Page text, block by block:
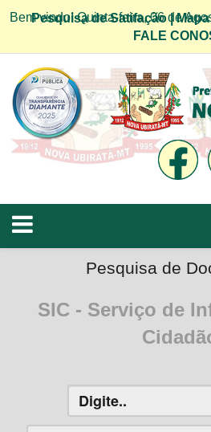
Bem vindo! Quinta-feira, 06 de
Pesquisa de Satifação|
FALE
Pesquisa de
SIC - Serviço de